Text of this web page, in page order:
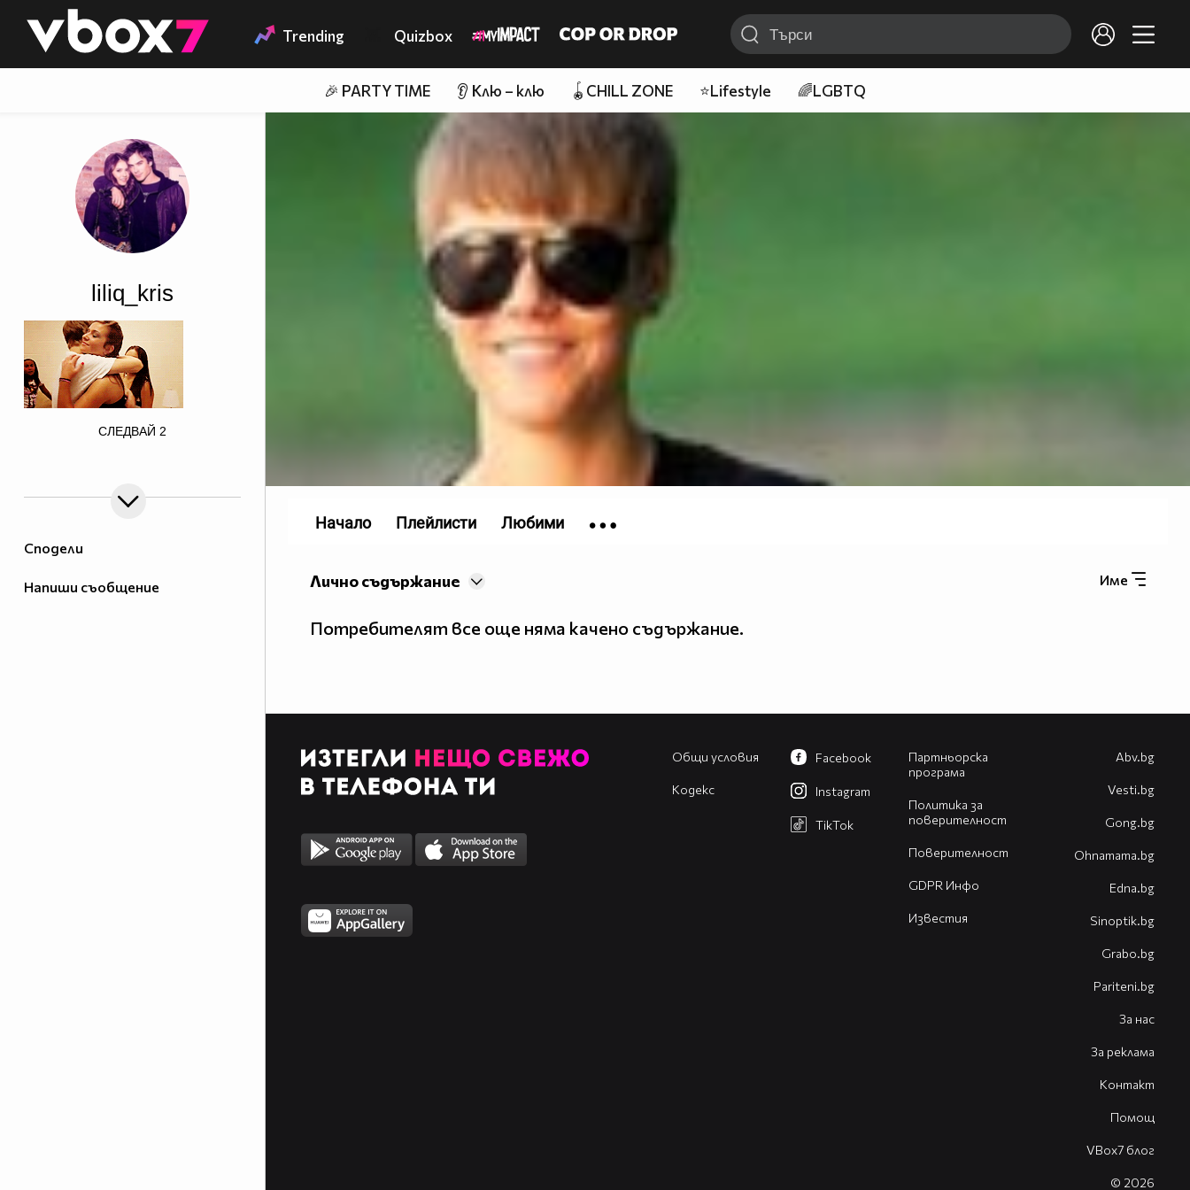
👾 Trending Quizbox
🎉 PARTY TIME 👂 Клю – клю 🪀CHILL ZONE ⭐Lifestyle 🌈LGBTQ
Сподели
Напиши съобщение
liliq_kris
href="http://photobucket.com/images/justin
СЛЕДВАЙ 2
Име
Лично съдържание
Потребителят все още няма качено съдържание.
Начало Плейлисти Любими
Общи условия
Кодекс
Партньорска
програма
Политика за
поверителност
Поверителност
GDPR Инфо
Известия
Facebook
Instagram
TikTok
Abv.bg
Vesti.bg
Gong.bg
Оhnamama.bg
Edna.bg
Sinoptik.bg
Grabo.bg
Pariteni.bg
За нас
За реклама
Контакт
Помощ
VBox7 блог
© 2026